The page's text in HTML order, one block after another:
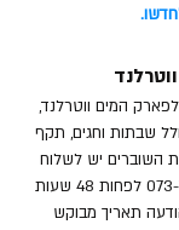
לפארק המים ווטרלנד,
שבתות וחגים, תקף
השוברים יש לשלוח
לפחות 48 שעות
תאריך מבוקש